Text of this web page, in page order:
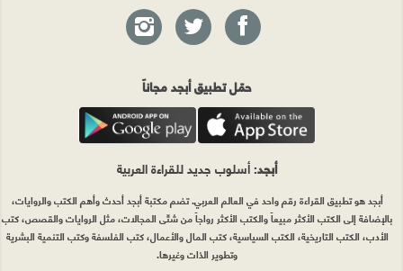
حمّل تطبيق أبجد مجاناً
أبجد: أسلوب جديد للقراءة العربية
أبجد هو تطبيق القراءة رقم واحد في العالم العربي. تضم مكتبة أبجد أحدث وأهم الكتب والروايات،
بالإضافة إلى الكتب الأكثر مبيعاً والكتب الأكثر رواجاً من شتّى المجالات، مثل الروايات والقصص، كتب
الأدب، الكتب التاريخية، الكتب السياسية، كتب المال والأعمال، كتب الفلسفة وكتب التنمية البشرية
وتطوير الذات وغيرها.